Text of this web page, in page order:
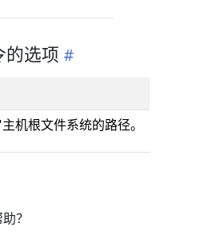
的选项
机根文件系统的路径。
？